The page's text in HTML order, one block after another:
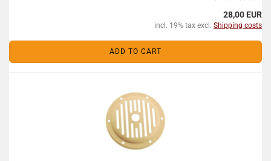
28,00 EUR
incl. 19% tax excl. Shipping costs
ADD TO CART